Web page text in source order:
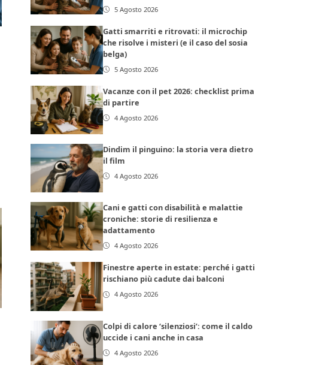
5 Agosto 2026
Gatti smarriti e ritrovati: il microchip
che risolve i misteri (e il caso del sosia
belga)
5 Agosto 2026
Vacanze con il pet 2026: checklist prima
di partire
4 Agosto 2026
Dindim il pinguino: la storia vera dietro
il film
4 Agosto 2026
Cani e gatti con disabilità e malattie
croniche: storie di resilienza e
adattamento
4 Agosto 2026
Finestre aperte in estate: perché i gatti
rischiano più cadute dai balconi
4 Agosto 2026
Colpi di calore ‘silenziosi’: come il caldo
uccide i cani anche in casa
4 Agosto 2026